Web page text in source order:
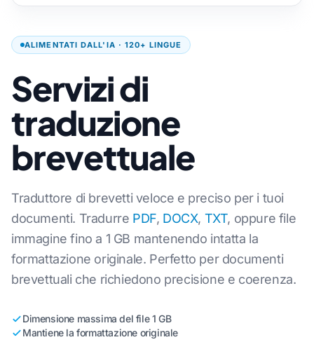
ALIMENTATI DALL'IA · 120+ LINGUE
Servizi di
traduzione
brevettuale
Traduttore di brevetti veloce e preciso per i tuoi
documenti. Tradurre PDF, DOCX, TXT, oppure file
immagine fino a 1 GB mantenendo intatta la
formattazione originale. Perfetto per documenti
brevettuali che richiedono precisione e coerenza.
Dimensione massima del file 1 GB
Mantiene la formattazione originale